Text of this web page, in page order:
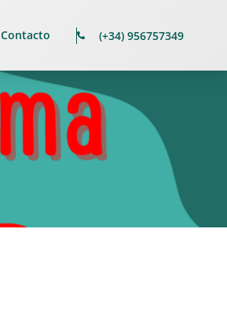
Contacto (+34) 956757349